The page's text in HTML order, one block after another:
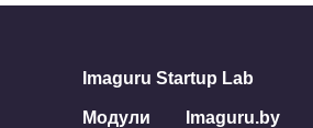
Imaguru Startup Lab
Модули Imaguru.by